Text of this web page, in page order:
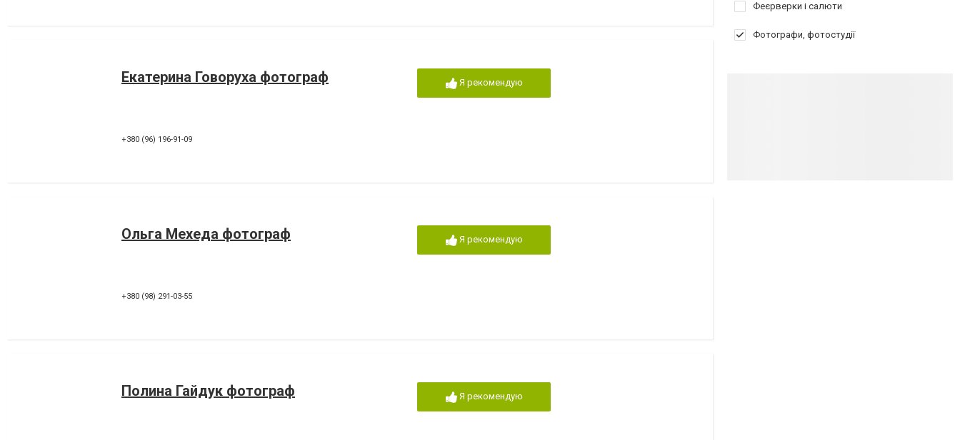
Екатерина Говоруха фотограф
+380 (96) 196-91-09
Я рекомендую
Ольга Мехеда фотограф
+380 (98) 291-03-55
Я рекомендую
Полина Гайдук фотограф Я рекомендую
Феєрверки і салюти
Фотографи, фотостудії